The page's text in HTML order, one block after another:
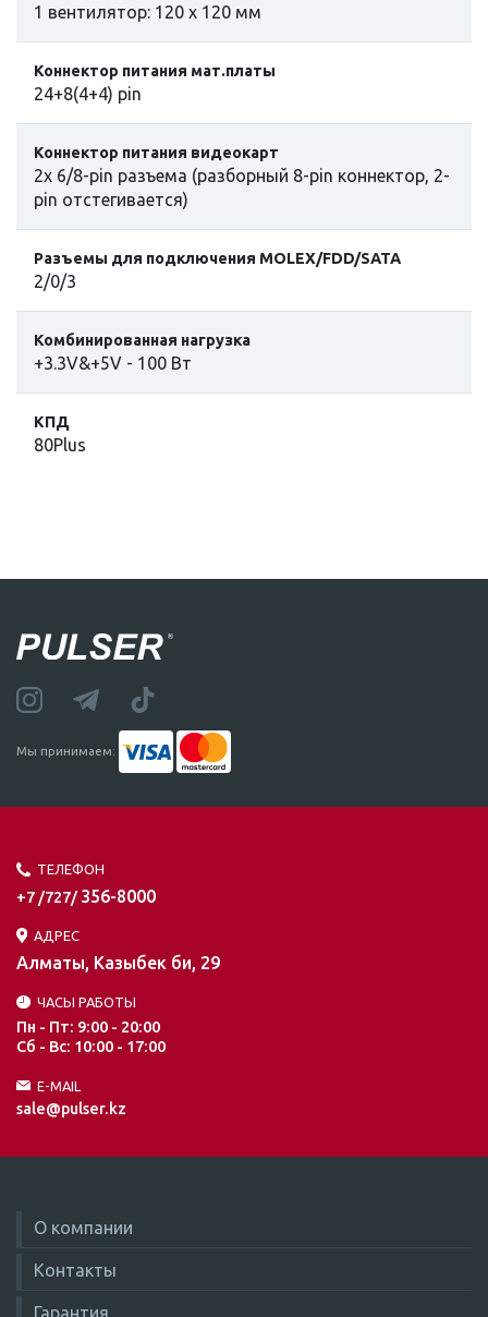
1 вентилятор: 120 x 120 мм
Коннектор питания мат.платы
24+8(4+4) pin
Коннектор питания видеокарт
2x 6/8-pin разъема (разборный 8-pin коннектор, 2-
pin отстегивается)
Разъемы для подключения MOLEX/FDD/SATA
2/0/3
Комбинированная нагрузка
+3.3V&+5V - 100 Вт
КПД
80Plus
Мы принимаем:
ТЕЛЕФОН
+7 /727/ 356-8000
АДРЕС
Алматы, Казыбек би, 29
ЧАСЫ РАБОТЫ
Пн - Пт: 9:00 - 20:00
Сб - Вс: 10:00 - 17:00
E-MAIL
sale@pulser.kz
О компании
Контакты
Гарантия